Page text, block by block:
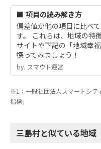
■ 項目の読み解き方
偏差値が他の項目に比べ
す。 これらは、地域の特
サイトや下記の「地域幸
探ってみましょう！
by.︎ スマウト運営
※1：一般社団法人スマートシテ
指標」
三島村と似ている地域